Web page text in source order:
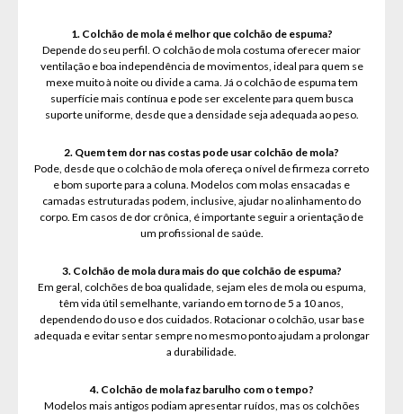
1. Colchão de mola é melhor que colchão de espuma?
Depende do seu perfil. O colchão de mola costuma oferecer maior
ventilação e boa independência de movimentos, ideal para quem se
mexe muito à noite ou divide a cama. Já o colchão de espuma tem
superfície mais contínua e pode ser excelente para quem busca
suporte uniforme, desde que a densidade seja adequada ao peso.
2. Quem tem dor nas costas pode usar colchão de mola?
Pode, desde que o colchão de mola ofereça o nível de firmeza correto
e bom suporte para a coluna. Modelos com molas ensacadas e
camadas estruturadas podem, inclusive, ajudar no alinhamento do
corpo. Em casos de dor crônica, é importante seguir a orientação de
um profissional de saúde.
3. Colchão de mola dura mais do que colchão de espuma?
Em geral, colchões de boa qualidade, sejam eles de mola ou espuma,
têm vida útil semelhante, variando em torno de 5 a 10 anos,
dependendo do uso e dos cuidados. Rotacionar o colchão, usar base
adequada e evitar sentar sempre no mesmo ponto ajudam a prolongar
a durabilidade.
4. Colchão de mola faz barulho com o tempo?
Modelos mais antigos podiam apresentar ruídos, mas os colchões